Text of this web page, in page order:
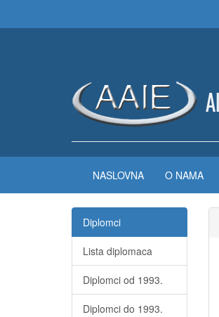
NASLOVNA O NAMA
Diplomci
Lista diplomaca
Diplomci od 1993.
Diplomci do 1993.